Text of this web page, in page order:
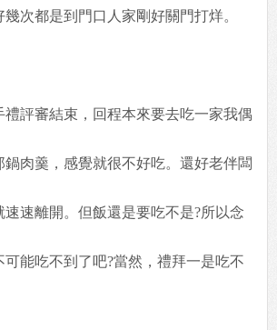
次都是到門口人家剛好關門打烊。
禮評審結束，回程本來要去吃一家我偶
肉羹，感覺就很不好吃。還好老伴闆
速離開。但飯還是要吃不是?所以念
可能吃不到了吧?當然，禮拜一是吃不